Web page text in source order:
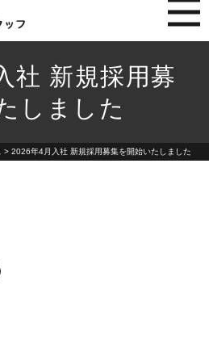
社 新規採用募
しました
> 2026年4月入社 新規採用募集を開始いたしました